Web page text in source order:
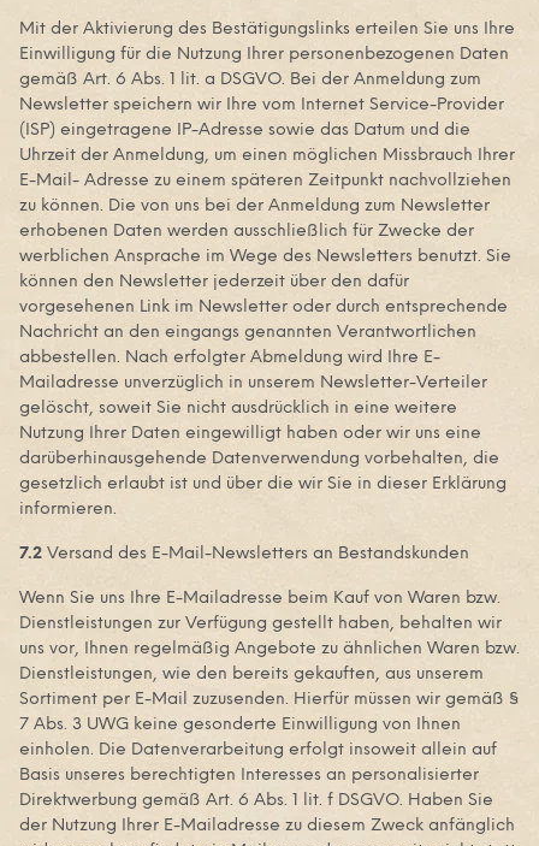
Mit der Aktivierung des Bestätigungslinks erteilen Sie uns Ihre
Einwilligung für die Nutzung Ihrer personenbezogenen Daten
gemäß Art. 6 Abs. 1 lit. a DSGVO. Bei der Anmeldung zum
Newsletter speichern wir Ihre vom Internet Service-Provider
(ISP) eingetragene IP-Adresse sowie das Datum und die
Uhrzeit der Anmeldung, um einen möglichen Missbrauch Ihrer
E-Mail- Adresse zu einem späteren Zeitpunkt nachvollziehen
zu können. Die von uns bei der Anmeldung zum Newsletter
erhobenen Daten werden ausschließlich für Zwecke der
werblichen Ansprache im Wege des Newsletters benutzt. Sie
können den Newsletter jederzeit über den dafür
vorgesehenen Link im Newsletter oder durch entsprechende
Nachricht an den eingangs genannten Verantwortlichen
abbestellen. Nach erfolgter Abmeldung wird Ihre E-
Mailadresse unverzüglich in unserem Newsletter-Verteiler
gelöscht, soweit Sie nicht ausdrücklich in eine weitere
Nutzung Ihrer Daten eingewilligt haben oder wir uns eine
darüberhinausgehende Datenverwendung vorbehalten, die
gesetzlich erlaubt ist und über die wir Sie in dieser Erklärung
informieren.
7.2 Versand des E-Mail-Newsletters an Bestandskunden
Wenn Sie uns Ihre E-Mailadresse beim Kauf von Waren bzw.
Dienstleistungen zur Verfügung gestellt haben, behalten wir
uns vor, Ihnen regelmäßig Angebote zu ähnlichen Waren bzw.
Dienstleistungen, wie den bereits gekauften, aus unserem
Sortiment per E-Mail zuzusenden. Hierfür müssen wir gemäß §
7 Abs. 3 UWG keine gesonderte Einwilligung von Ihnen
einholen. Die Datenverarbeitung erfolgt insoweit allein auf
Basis unseres berechtigten Interesses an personalisierter
Direktwerbung gemäß Art. 6 Abs. 1 lit. f DSGVO. Haben Sie
der Nutzung Ihrer E-Mailadresse zu diesem Zweck anfänglich